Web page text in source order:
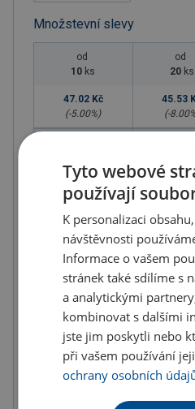
Množstevní slevy
od
10 ks
47.02 Kč
(-5.00%)
od
20 ks
45.53
(-8.00
42.07 Kč
(-15.00%)
39.59
(-20.00
400 ks
34.64 Kč
(- 30.00%)
Není skladem
Do
Tyto webové
používají
K personalizaci
návštěvnosti
Informace o vašem
stránek také sdílíme s
a analytickými
kombinovat s dalšími
jste jim poskytli nebo
při vašem používání
ochrany osobních